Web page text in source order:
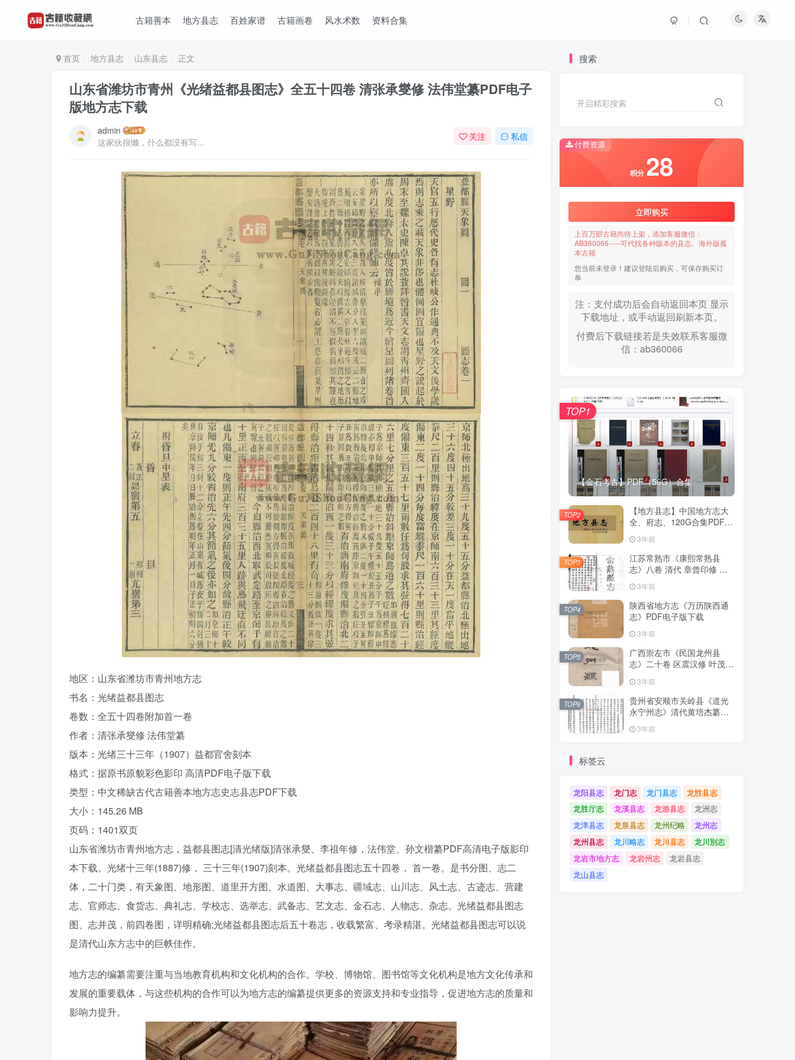
古籍善本 地方县志 百姓家谱 古籍画卷 风水术数 资料合集
首页 地方县志 山东县志 正文
山东省潍坊市青州《光绪益都县图志》全五十四卷 清张承燮修 法伟堂纂PDF电子
版地方志下载
admin
这家伙很懒，什么都没有写...
关注 私信
地区：山东省潍坊市青州地方志
书名：光绪益都县图志
卷数：全五十四卷附加首一卷
作者：清张承燮修 法伟堂纂
版本：光绪三十三年（1907）益都官舍刻本
格式：据原书原貌彩色影印 高清PDF电子版下载
类型：中文稀缺古代古籍善本地方志史志县志PDF下载
大小：145.26 MB
页码：1401双页
山东省潍坊市青州地方志，益都县图志[清光绪版]清张承燮、李祖年修，法伟堂、孙文楷纂PDF高清电子版影印
本下载。光绪十三年(1887)修， 三十三年(1907)刻本。光绪益都县图志五十四卷， 首一卷。是书分图、志二
体，二十门类，有天象图、地形图、道里开方图、水道图、大事志、疆域志、山川志、风土志、古迹志、营建
志、官师志、食货志、典礼志、学校志、选举志、武备志、艺文志、金石志、人物志、杂志。光绪益都县图志
图、志并茂，前四卷图，详明精确;光绪益都县图志后五十卷志，收载繁富、考录精湛。光绪益都县图志可以说
是清代山东方志中的巨帙佳作。
地方志的编纂需要注重与当地教育机构和文化机构的合作。学校、博物馆、图书馆等文化机构是地方文化传承和
发展的重要载体，与这些机构的合作可以为地方志的编纂提供更多的资源支持和专业指导，促进地方志的质量和
影响力提升。
搜索
开启精彩搜索
付费资源
积分 28
立即购买
上百万部古籍尚待上架，添加客服微信：
AB360066-----可代找各种版本的县志、海外版孤
本古籍
您当前未登录！建议登陆后购买，可保存购买订
单
注：支付成功后会自动返回本页 显示
下载地址，或手动返回刷新本页。
付费后下载链接若是失效联系客服微
信：ab360066
【金石考古】PDF（56G）合集
TOP1
【地方县志】中国地方志大
全、府志、120G合集PDF高
清下载
3年前
TOP2
江苏常熟市《康熙常熟县
志》八卷 清代 章曾印修 曾
倬纂PDF影印本高清电子版
下载3年前
TOP3
陕西省地方志《万历陕西通
志》PDF电子版下载
3年前
TOP4
广西崇左市《民国龙州县
志》二十卷 区震汉修 叶茂基
载3年前
TOP5
贵州省安顺市关岭县《道光
永宁州志》清代黄培杰纂修
3年前
TOP6
标签云
龙阳县志 龙门志 龙门县志
龙胜县志
龙胜厅志
龙溪县志 龙游县志
龙洲志
龙津县志
龙泉县志 龙州纪略
龙州志
龙州县志
龙川略志 龙川县志
龙川別志
龙岩市地方志
龙岩州志
龙岩县志
龙山县志